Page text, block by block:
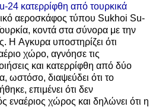
24 κατερρίφθη από τουρκικά
αεροσκάφος τύπου Sukhoi Su-
κοντά στα σύνορα με την
H Αγκυρα υποστηρίζει ότι
χώρο, αγνόησε τις
και κατερρίφθη από δύο
ωστόσο, διαψεύδει ότι το
επιμένει ότι δεν
εναέριος χώρος και δηλώνει ότι η